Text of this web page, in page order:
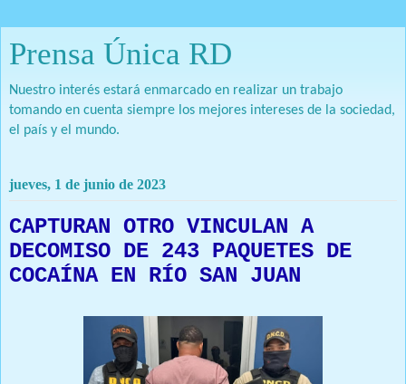
Prensa Única RD
Nuestro interés estará enmarcado en realizar un trabajo
tomando en cuenta siempre los mejores intereses de la sociedad,
el país y el mundo.
jueves, 1 de junio de 2023
CAPTURAN OTRO VINCULAN A
DECOMISO DE 243 PAQUETES DE
COCAÍNA EN RÍO SAN JUAN